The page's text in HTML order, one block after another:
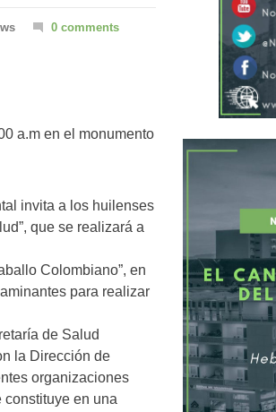
0 comments
a.m en el monumento
invita a los huilenses
que se realizará a
Colombiano”, en
para realizar
de Salud
la Dirección de
organizaciones
constituye en una